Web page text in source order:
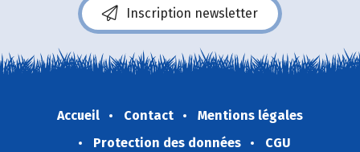
Inscription newsletter
Accueil Contact
Mentions légales
Protection des données
CGU